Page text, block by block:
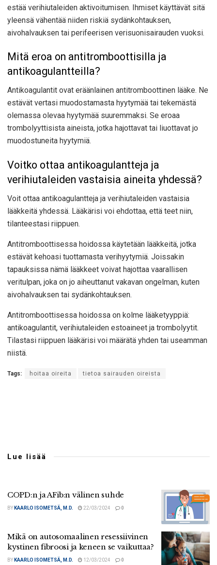
estää verihiutaleiden aktivoitumisen. Ihmiset käyttävät sitä
yleensä vähentää niiden riskiä sydänkohtauksen,
aivohalvauksen tai perifeerisen verisuonisairauden vuoksi.
Mitä eroa on antitromboottisilla ja
antikoagulantteilla?
Antikoagulantit ovat eräänlainen antitromboottinen lääke. Ne
estävät vertasi muodostamasta hyytymää tai tekemästä
olemassa olevaa hyytymää suuremmaksi. Se eroaa
trombolyyttisista aineista, jotka hajottavat tai liuottavat jo
muodostuneita hyytymiä.
Voitko ottaa antikoagulantteja ja
verihiutaleiden vastaisia ​​aineita yhdessä?
Voit ottaa antikoagulantteja ja verihiutaleiden vastaisia ​​​​
lääkkeitä yhdessä. Lääkärisi voi ehdottaa, että teet niin,
tilanteestasi riippuen.
Antitromboottisessa hoidossa käytetään lääkkeitä, jotka
estävät kehoasi tuottamasta verihyytymiä. Joissakin
tapauksissa nämä lääkkeet voivat hajottaa vaarallisen
veritulpan, joka on jo aiheuttanut vakavan ongelman, kuten
aivohalvauksen tai sydänkohtauksen.
Antitromboottisessa hoidossa on kolme lääketyyppiä:
antikoagulantit, verihiutaleiden estoaineet ja trombolyytit.
Tilastasi riippuen lääkärisi voi määrätä yhden tai useamman
niistä.
Tags: hoitaa oireita tietoa sairauden oireista
Lue lisää
COPD:n ja AFib:n välinen suhde
BY KAARLO ISOMETSÄ, M.D. 22/03/2024 0
Mikä on autosomaalinen resessiivinen
kystinen fibroosi ja keneen se vaikuttaa?
BY KAARLO ISOMETSÄ, M.D. 12/03/2024 0